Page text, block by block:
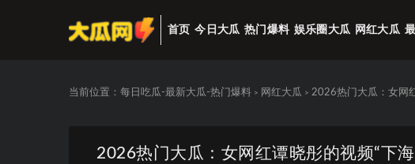
首页 今日大瓜 热门爆料 娱乐圈大瓜 网红大瓜
当前位置： 每日吃瓜-最新大瓜-热门爆料 > 网红大瓜 > 2026热门大瓜：女网
2026热门大瓜：女网红谭晓彤的视频“下